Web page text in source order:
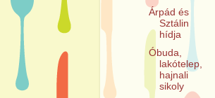
Árpád és
Sztálin
hídja
Óbuda,
lakótelep,
hajnali
sikoly